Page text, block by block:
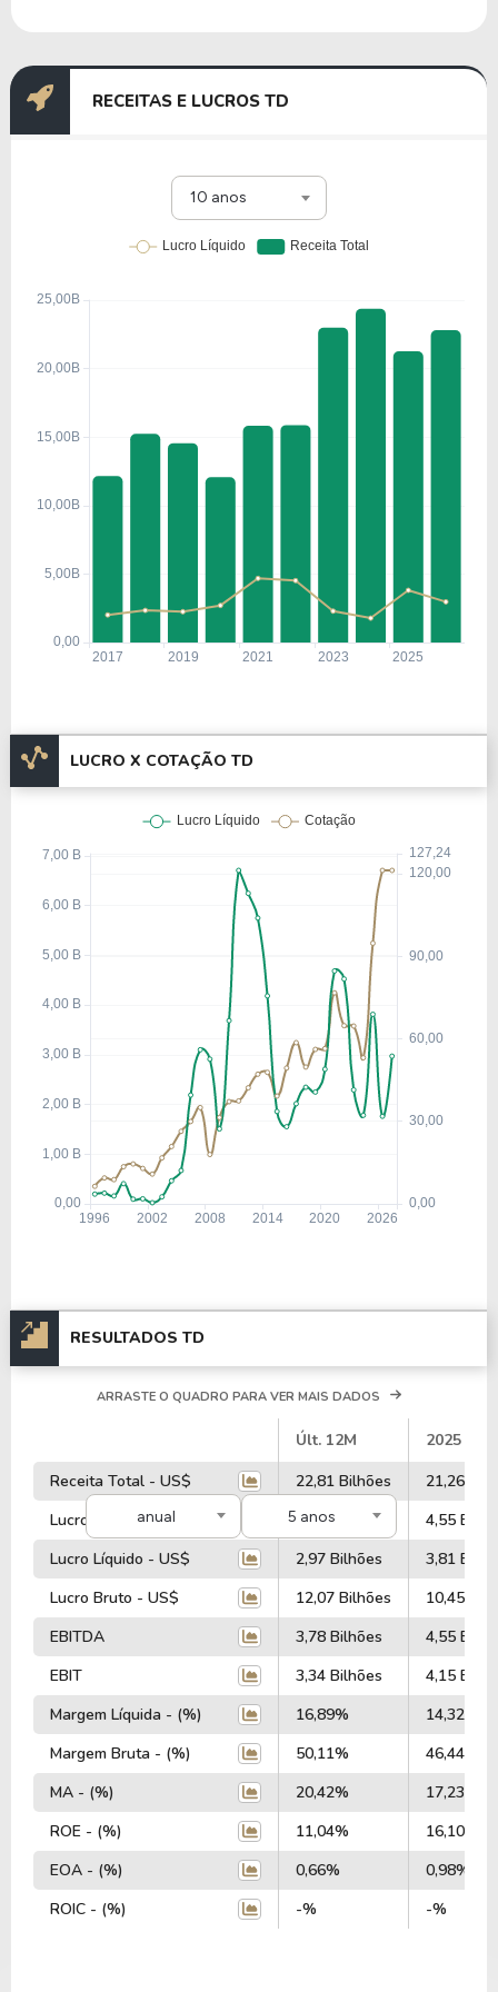
lucro no valor de $ 2,97 Bilhões.
últimos 12 meses o dividend yeld da TD ficou em
A Empresa é negociada no exterior através do
RECEITAS E LUCROS TD
10 anos
LUCRO X COTAÇÃO TD
RESULTADOS TD
anual 5 anos
ARRASTE O QUADRO PARA VER MAIS DADOS
Últ. 12M
2025
Receita Total - US$
22,81 Bilhões
21,26
Lucro Operacional - US$
3,78 Bilhões
4,55
Lucro Líquido - US$
2,97 Bilhões
3,81
Lucro Bruto - US$
12,07 Bilhões
10,45
EBITDA
3,78 Bilhões
4,55
EBIT
3,34 Bilhões
4,15
Margem Líquida - (%)
16,89%
14,32%
Margem Bruta - (%)
50,11%
46,44%
MA - (%)
20,42%
17,23%
ROE - (%)
11,04%
16,10%
EOA - (%)
0,66%
0,98%
ROIC - (%)
-% -%